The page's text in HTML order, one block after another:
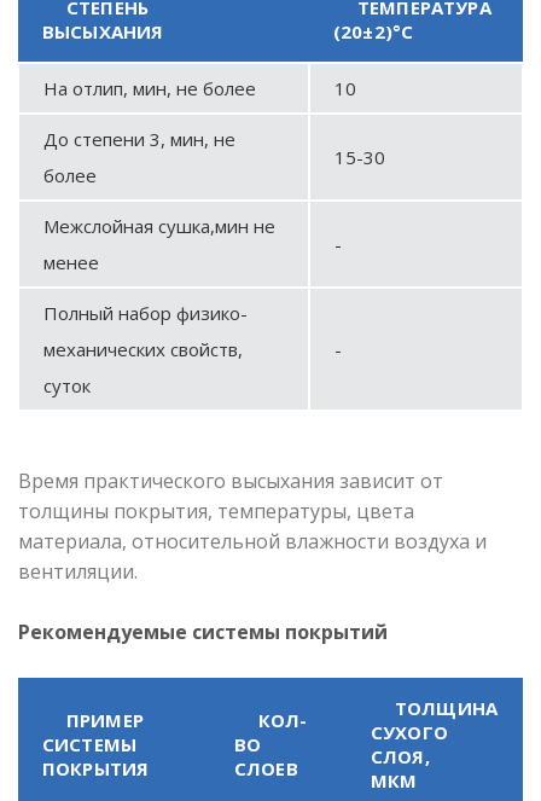
СТЕПЕНЬ
ВЫСЫХАНИЯ
ТЕМПЕРАТУРА
(20±2)°С
На отлип, мин, не более 10
До степени 3, мин, не
более
15-30
Межслойная сушка,мин не
менее
-
Полный набор физико-
механических свойств,
суток
-
Время практического высыхания зависит от
толщины покрытия, температуры, цвета
материала, относительной влажности воздуха и
вентиляции.
Рекомендуемые системы покрытий
ПРИМЕР
СИСТЕМЫ
ПОКРЫТИЯ
КОЛ-
ВО
СЛОЕВ
ТОЛЩИНА
СУХОГО
СЛОЯ,
МКМ